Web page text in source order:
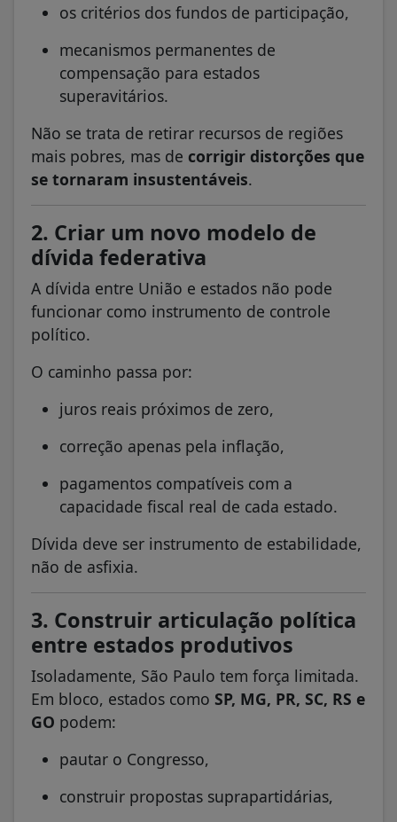
os critérios dos fundos de participação,
mecanismos permanentes de
compensação para estados
superavitários.
Não se trata de retirar recursos de regiões
mais pobres, mas de corrigir distorções que
se tornaram insustentáveis.
2. Criar um novo modelo de
dívida federativa
A dívida entre União e estados não pode
funcionar como instrumento de controle
político.
O caminho passa por:
juros reais próximos de zero,
correção apenas pela inflação,
pagamentos compatíveis com a
capacidade fiscal real de cada estado.
Dívida deve ser instrumento de estabilidade,
não de asfixia.
3. Construir articulação política
entre estados produtivos
Isoladamente, São Paulo tem força limitada.
Em bloco, estados como SP, MG, PR, SC, RS e
GO podem:
pautar o Congresso,
construir propostas suprapartidárias,